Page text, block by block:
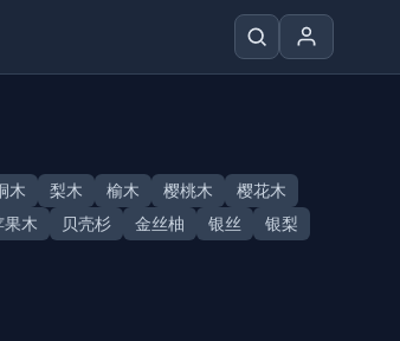
木 梨木 榆木 樱桃木
樱花木
果木 贝壳杉 金丝柚 银丝
银梨